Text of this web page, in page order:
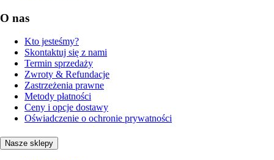
O nas
Kto jesteśmy?
Skontaktuj się z nami
Termin sprzedaży
Zwroty & Refundacje
Zastrzeżenia prawne
Metody płatności
Ceny i opcje dostawy
Oświadczenie o ochronie prywatności
Nasze sklepy